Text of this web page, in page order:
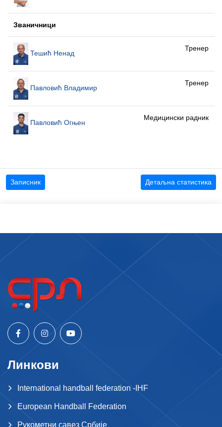
Званичници
Тешић Ненад
Тренер
Павловић Владимир
Тренер
Павловић Огњен
Медицински радник
Записник Детаљна статистика
Линкови
International handball federation -IHF
European Handball Federation
Рукометни савез Србије